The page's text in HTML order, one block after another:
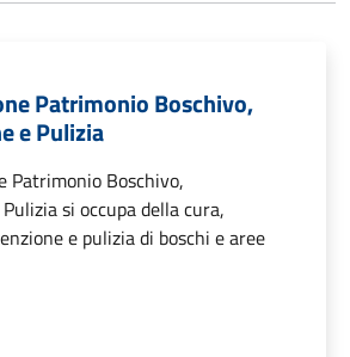
Patrimonio Boschivo,
e Pulizia
Patrimonio Boschivo,
si occupa della cura,
e pulizia di boschi e aree